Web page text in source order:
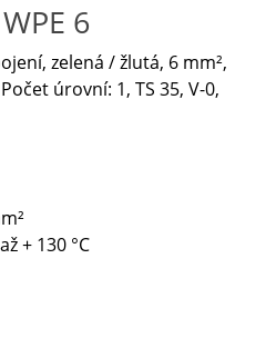
6
zelená / žlutá, 6 mm²,
úrovní: 1, TS 35, V-0,
+ 130 °C